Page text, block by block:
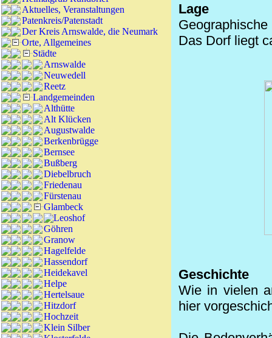
Aktuelles, Veranstaltungen
Patenkreis/Patenstadt
Der Kreis Arnswalde, die Neumark
Orte, Allgemeines
Städte
Arnswalde
Neuwedell
Reetz
Landgemeinden
Althütte
Alt Klücken
Augustwalde
Berkenbrügge
Bernsee
Bußberg
Diebelbruch
Friedenau
Fürstenau
Glambeck
Leoshof
Göhren
Granow
Hagelfelde
Hassendorf
Heidekavel
Helpe
Hertelsaue
Hitzdorf
Hochzeit
Klein Silber
Lage
Geographische
Das Dorf liegt
Geschichte
Wie in vielen
hier